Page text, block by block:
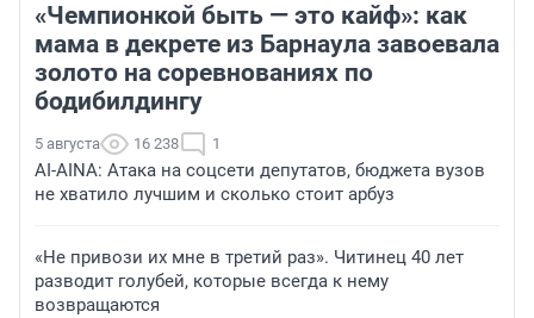
«Чемпионкой быть — это кайф»: как
мама в декрете из Барнаула завоевала
золото на соревнованиях по
бодибилдингу
5 августа 16 238 1
AI-AINA: Атака на соцсети депутатов, бюджета вузов
не хватило лучшим и сколько стоит арбуз
«Не привози их мне в третий раз». Читинец 40 лет
разводит голубей, которые всегда к нему
возвращаются